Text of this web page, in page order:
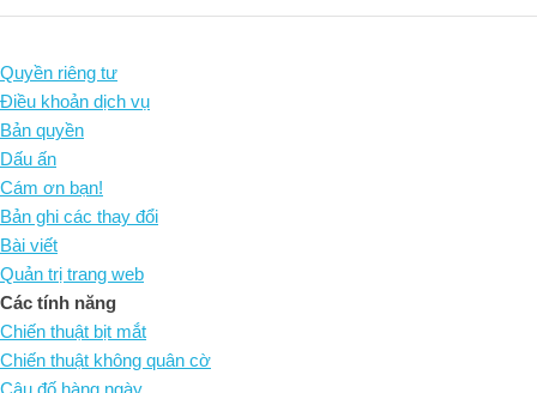
Quyền riêng tư
Điều khoản dịch vụ
Bản quyền
Dấu ấn
Cám ơn bạn!
Bản ghi các thay đổi
Bài viết
Quản trị trang web
Các tính năng
Chiến thuật bịt mắt
Chiến thuật không quân cờ
Câu đố hàng ngày